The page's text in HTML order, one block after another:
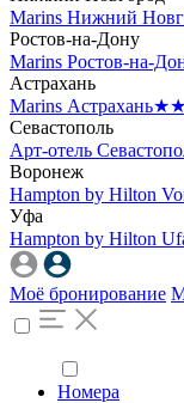
Marins Нижний
Ростов-на-Дону
Marins Ростов-на-
Астрахань
Marins Астрахань
Севастополь
Арт-отель
Воронеж
Hampton by Hilton
Уфа
Hampton by Hilton
Моё бронирование
Номера